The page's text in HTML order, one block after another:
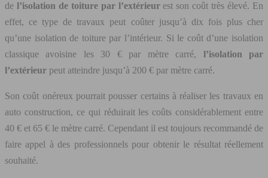
de l’isolation de toiture par l’extérieur est son coût très élevé. En
effet, ce type de travaux peut coûter jusqu’à dix fois plus cher
qu’une isolation de toiture par l’intérieur. Si le coût d’une isolation
classique avoisine les 30 € par mètre carré, l’isolation par
l’extérieur peut atteindre jusqu’à 200 € par mètre carré.
Son coût onéreux pourrait pousser certains à réaliser les travaux en
auto construction, ce qui réduirait les coûts considérablement entre
40 € et 65 € le mètre carré. Cependant il est toujours recommandé de
faire appel à des professionnels pour obtenir le résultat réellement
souhaité.